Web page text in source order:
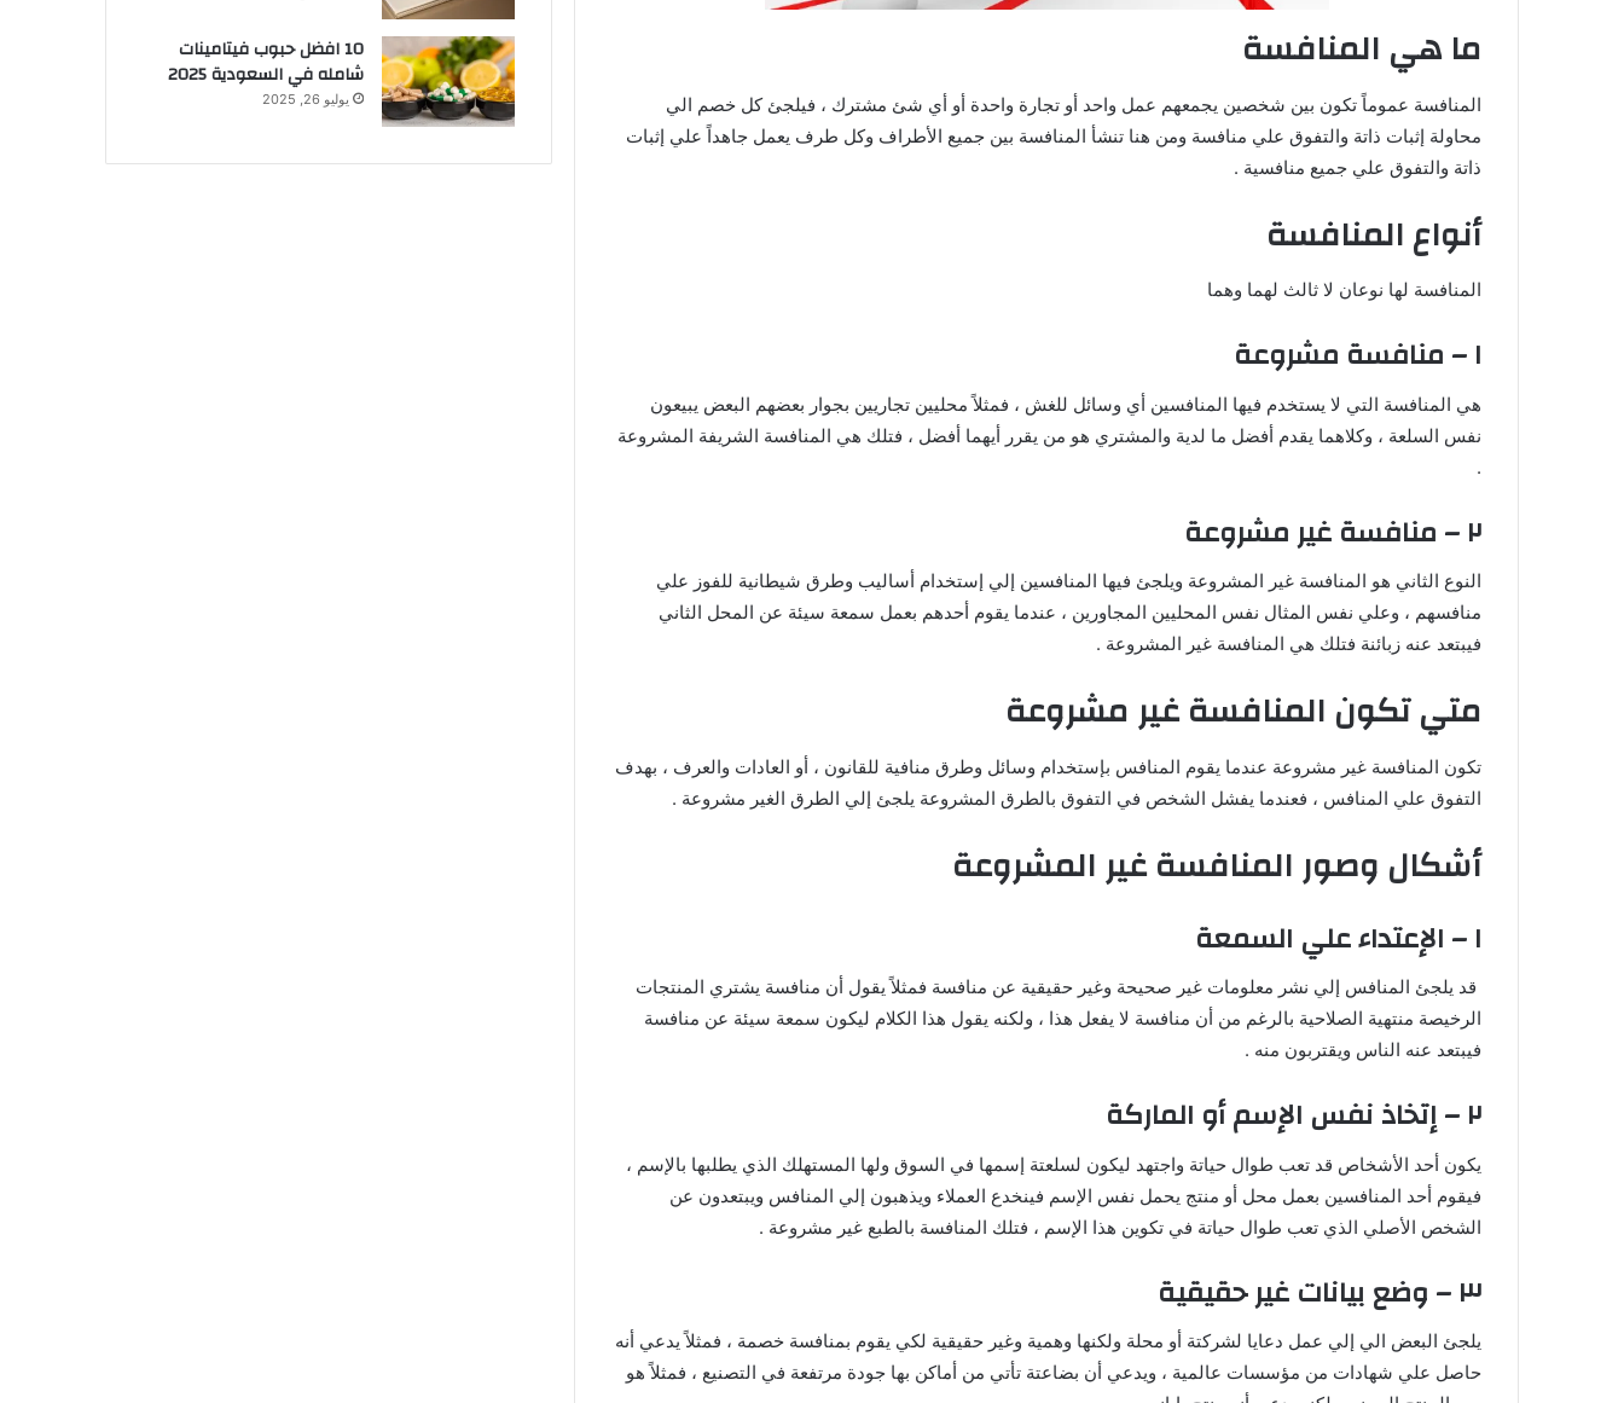
ما هي المنافسة
المنافسة عموماً تكون بين شخصين يجمعهم عمل واحد أو تجارة واحدة أو أي شئ مشترك ، فيلجئ كل خصم الي
محاولة إثبات ذاتة والتفوق علي منافسة ومن هنا تنشأ المنافسة بين جميع الأطراف وكل طرف يعمل جاهداً علي إثبات
ذاتة والتفوق علي جميع منافسية .
أنواع المنافسة
المنافسة لها نوعان لا ثالث لهما وهما
١ – منافسة مشروعة
هي المنافسة التي لا يستخدم فيها المنافسين أي وسائل للغش ، فمثلاً محليين تجاريين بجوار بعضهم البعض يبيعون
نفس السلعة ، وكلاهما يقدم أفضل ما لدية والمشتري هو من يقرر أيهما أفضل ، فتلك هي المنافسة الشريفة المشروعة
.
٢ – منافسة غير مشروعة
النوع الثاني هو المنافسة غير المشروعة ويلجئ فيها المنافسين إلي إستخدام أساليب وطرق شيطانية للفوز علي
منافسهم ، وعلي نفس المثال نفس المحليين المجاورين ، عندما يقوم أحدهم بعمل سمعة سيئة عن المحل الثاني
فيبتعد عنه زبائنة فتلك هي المنافسة غير المشروعة .
متي تكون المنافسة غير مشروعة
تكون المنافسة غير مشروعة عندما يقوم المنافس بإستخدام وسائل وطرق منافية للقانون ، أو العادات والعرف ، بهدف
التفوق علي المنافس ، فعندما يفشل الشخص في التفوق بالطرق المشروعة يلجئ إلي الطرق الغير مشروعة .
أشكال وصور المنافسة غير المشروعة
١ – الإعتداء علي السمعة
قد يلجئ المنافس إلي نشر معلومات غير صحيحة وغير حقيقية عن منافسة فمثلاً يقول أن منافسة يشتري المنتجات
الرخيصة منتهية الصلاحية بالرغم من أن منافسة لا يفعل هذا ، ولكنه يقول هذا الكلام ليكون سمعة سيئة عن منافسة
فيبتعد عنه الناس ويقتربون منه .
٢ – إتخاذ نفس الإسم أو الماركة
يكون أحد الأشخاص قد تعب طوال حياتة واجتهد ليكون لسلعتة إسمها في السوق ولها المستهلك الذي يطلبها بالإسم ،
فيقوم أحد المنافسين بعمل محل أو منتج يحمل نفس الإسم فينخدع العملاء ويذهبون إلي المنافس ويبتعدون عن
الشخص الأصلي الذي تعب طوال حياتة في تكوين هذا الإسم ، فتلك المنافسة بالطبع غير مشروعة .
٣ – وضع بيانات غير حقيقية
يلجئ البعض الي إلي عمل دعايا لشركتة أو محلة ولكنها وهمية وغير حقيقية لكي يقوم بمنافسة خصمة ، فمثلاً يدعي أنه
حاصل علي شهادات من مؤسسات عالمية ، ويدعي أن بضاعتة تأتي من أماكن بها جودة مرتفعة في التصنيع ، فمثلاً هو
10 افضل حبوب فيتامينات
شامله​ في السعودية 2025
يوليو 26, 2025